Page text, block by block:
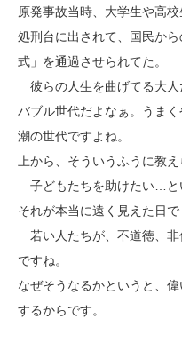
原発事故当時、大学生や高
処刑台に出されて、国民か
式」を通過させられてた。
彼らの人生を曲げてる大人
バブル世代だよなぁ。うま
潮の世代ですよね。
上から、そういうふうに教
子どもたちを助けたい…と
それが本当に遠く見えた日で
若い人たちが、不道徳、非
ですね。
なぜそうなるかというと、
するからです。